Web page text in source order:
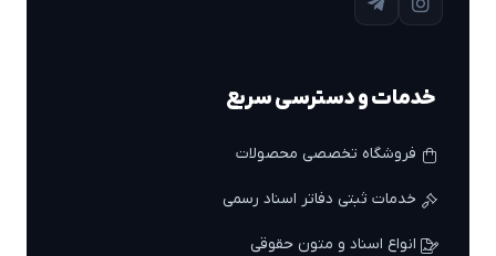
خدمات و دسترسی سریع
فروشگاه تخصصی محصولات
خدمات ثبتی دفاتر اسناد رسمی
انواع اسناد و متون حقوقی